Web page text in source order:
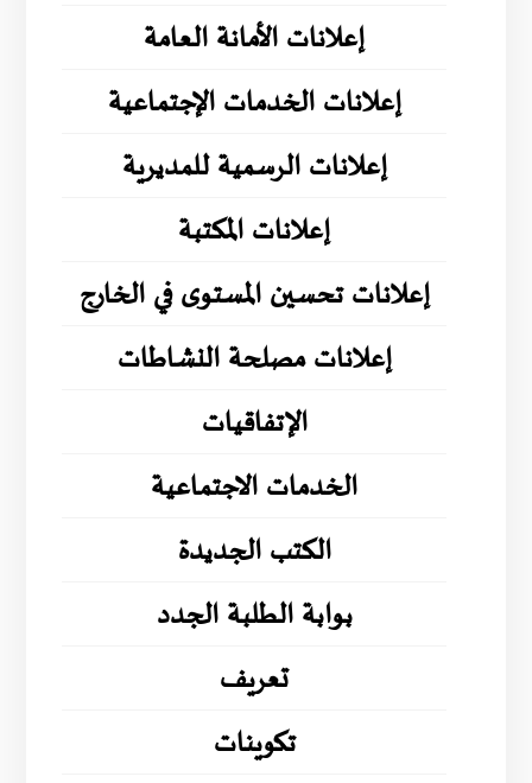
إعلانات الأمانة العامة
إعلانات الخدمات الإجتماعية
إعلانات الرسمية للمديرية
إعلانات المكتبة
إعلانات تحسين المستوى في الخارج
إعلانات مصلحة النشاطات
الإتفاقيات
الخدمات الاجتماعية
الكتب الجديدة
بوابة الطلبة الجدد
تعريف
تكوينات